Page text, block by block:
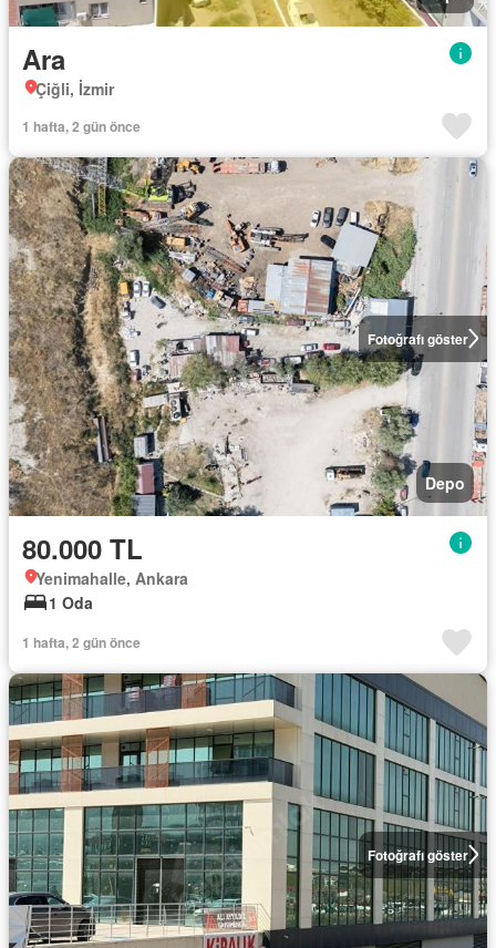
Ara
Çiğli, İzmir
1 hafta, 2 gün önce
Fotoğrafı göster
Depo
80.000 TL
Yenimahalle, Ankara
1 Oda
1 hafta, 2 gün önce
Fotoğrafı göster